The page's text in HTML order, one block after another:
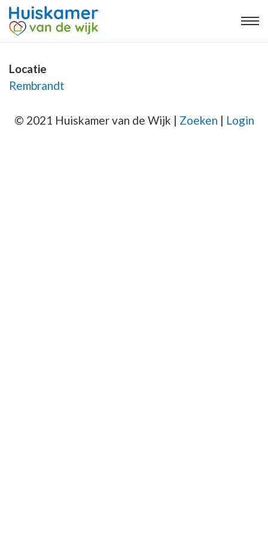
Locatie
Rembrandt
© 2021 Huiskamer van de Wijk | Zoeken | Login